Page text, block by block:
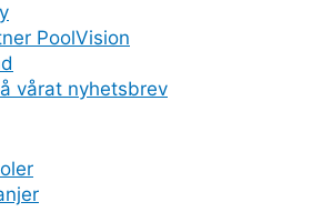
PoolVision
vårat nyhetsbrev